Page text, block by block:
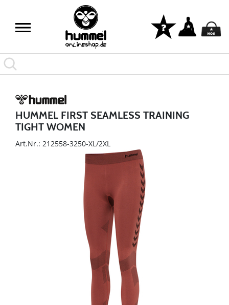
HUMMEL FIRST SEAMLESS TRAINING
TIGHT WOMEN
Art.Nr.: 212558-3250-XL/2XL